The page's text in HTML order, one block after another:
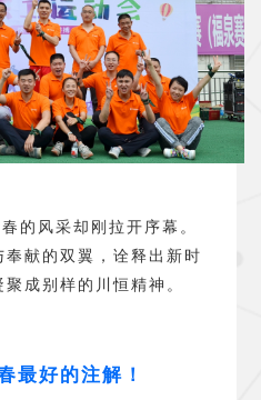
的风采却刚拉开序幕。
献的双翼，诠释出新时
成别样的川恒精神。
最好的注解 ！